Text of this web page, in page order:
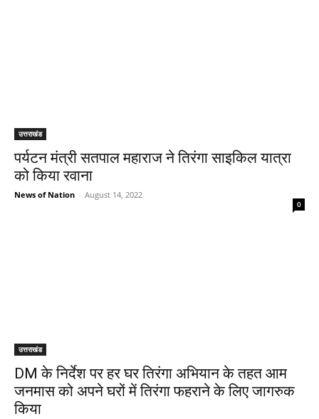
उत्तराखंड
पर्यटन मंत्री सतपाल महाराज ने तिरंगा साइकिल यात्रा
को किया रवाना
News of Nation - August 14, 2022
0
उत्तराखंड
DM के निर्देश पर हर घर तिरंगा अभियान के तहत आम
जनमास को अपने घरों में तिरंगा फहराने के लिए जागरुक
किया